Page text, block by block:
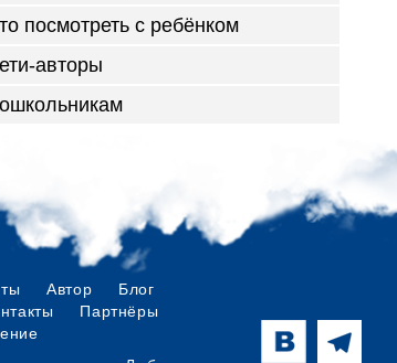
посмотреть с ребёнком
авторы
Автор
Блог
Партнёры